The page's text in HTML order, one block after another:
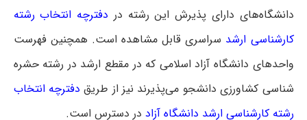
دانشگاه‌های دارای پذیرش این رشته در دفترچه انتخاب رشته
کارشناسی ارشد سراسریقابل مشاهده است. همچنین فهرست
واحدهای دانشگاه آزاد اسلامی که در مقطع ارشد در رشته حشره
شناسی کشاورزی دانشجو می‌پذیرند نیز از طریق دفترچه انتخاب
رشته کارشناسی ارشد دانشگاه آزاد در دسترس است.